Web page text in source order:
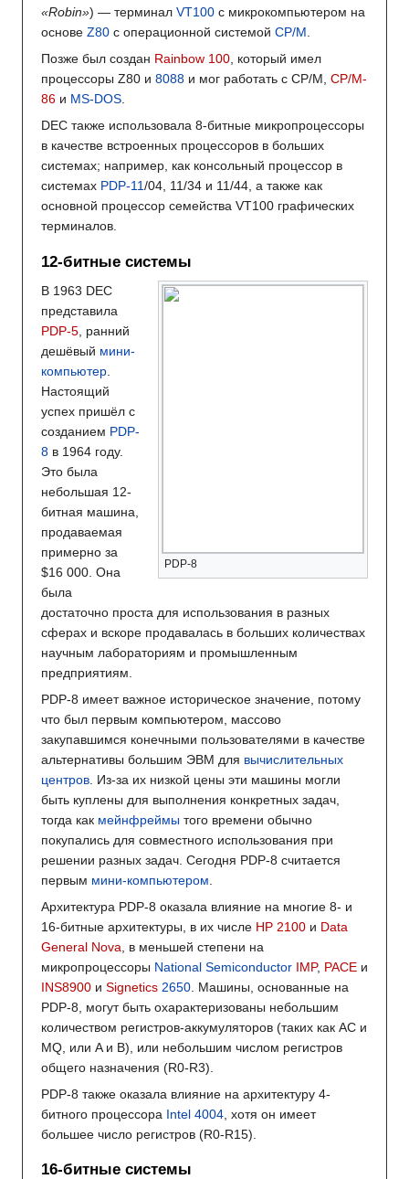
«Robin») — терминал VT100 с микрокомпьютером на
основе Z80 с операционной системой CP/M
Позже был создан Rainbow 100 , который имел
процессоры Z80 и 8088 и мог работать с CP/M, CP/M-
86 и MS-DOS
DEC также использовала 8-битные микропроцессоры
в качестве встроенных процессоров в больших
системах; например, как консольный процессор в
системах PDP-11/04, 11/34 и 11/44, а также как
основной процессор семейства VT100 графических
терминалов.
12-битные системы
PDP-8
В 1963 DEC
представила
PDP-5 , ранний
дешёвый мини-
компьютер
Настоящий
успех пришёл с
созданием PDP-
8 в 1964 году.
Это была
небольшая 12-
битная машина,
продаваемая
примерно за
$16 000. Она
была
достаточно проста для использования в разных
сферах и вскоре продавалась в больших количествах
научным лабораториям и промышленным
предприятиям.
PDP-8 имеет важное историческое значение, потому
что был первым компьютером, массово
закупавшимся конечными пользователями в качестве
альтернативы большим ЭВМ для вычислительных
центров . Из-за их низкой цены эти машины могли
быть куплены для выполнения конкретных задач,
тогда как мейнфреймы того времени обычно
покупались для совместного использования при
решении разных задач. Сегодня PDP-8 считается
первым мини-компьютером
Архитектура PDP-8 оказала влияние на многие 8- и
16-битные архитектуры, в их числе HP 2100 и Data
General Nova , в меньшей степени на
микропроцессоры National Semiconductor IMP, PACE и
INS8900 и Signetics 2650 . Машины, основанные на
PDP-8, могут быть охарактеризованы небольшим
количеством регистров-аккумуляторов (таких как AC и
MQ, или A и B), или небольшим числом регистров
общего назначения (R0-R3).
PDP-8 также оказала влияние на архитектуру 4-
битного процессора Intel 4004 , хотя он имеет
большее число регистров (R0-R15).
16-битные системы